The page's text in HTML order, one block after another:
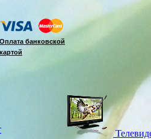
Оплата банковской
картой